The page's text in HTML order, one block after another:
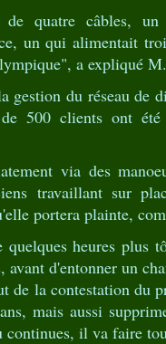
quatre câbles,
un qui alimentait
a expliqué
gestion du réseau de
500 clients ont été
via des
travaillant sur
portera plainte,
heures plus
avant d'entonner un
de la contestation du
mais aussi
il va faire